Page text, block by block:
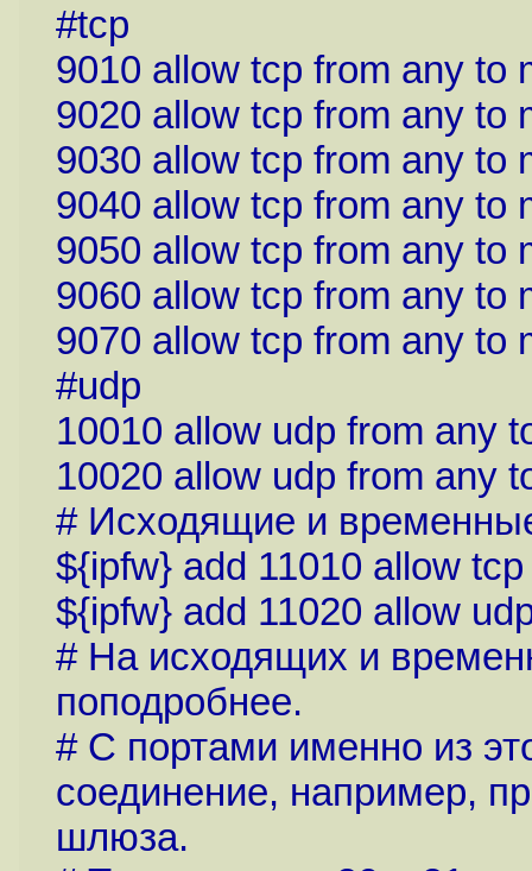
#tcp
9010 allow tcp from any to
9020 allow tcp from any to
9030 allow tcp from any to
9040 allow tcp from any to
9050 allow tcp from any to
9060 allow tcp from any to
9070 allow tcp from any to
#udp
10010 allow udp from any
10020 allow udp from any
# Исходящие и
${ipfw} add 11010 allow
${ipfw} add 11020 allow
# На исходящих и
поподробнее.
# С портами именно из
соединение, например,
шлюза.